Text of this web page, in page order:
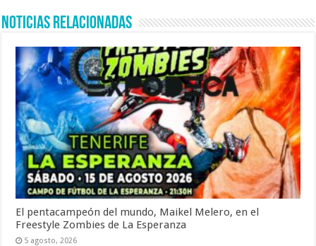
Noticias Relacionadas
El pentacampeón del mundo, Maikel Melero, en el
Freestyle Zombies de La Esperanza
5 agosto, 2026